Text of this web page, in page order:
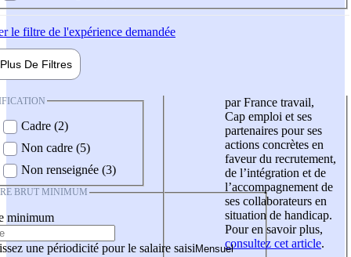
le filtre de l'expérience demandée
Plus De Filtres
Cadre (2)
Non cadre (5)
Non renseignée (3)
BRUT MINIMUM
minimum
une périodicité pour le salaire saisi
par France travail,
Cap emploi et ses
partenaires pour ses
actions concrètes en
faveur du recrutement,
de l’intégration et de
l’accompagnement de
ses collaborateurs en
situation de handicap.
Pour en savoir plus,
consultez cet article.